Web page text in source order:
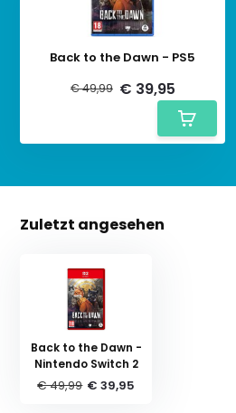
Back to the Dawn - PS5
€ 49,99 € 39,95
Zuletzt angesehen
Back to the Dawn -
Nintendo Switch 2
€ 49,99 € 39,95